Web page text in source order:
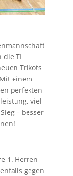
die TI
Trikots
einem
perfekten
viel
– besser
1. Herren
gegen